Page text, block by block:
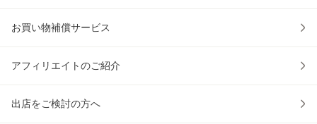
お買い物補償サービス
アフィリエイトのご紹介
出店をご検討の方へ